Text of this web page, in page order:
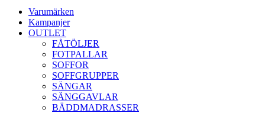
Varumärken
Kampanjer
OUTLET
FÅTÖLJER
FOTPALLAR
SOFFOR
SOFFGRUPPER
SÄNGAR
SÄNGGAVLAR
BÄDDMADRASSER